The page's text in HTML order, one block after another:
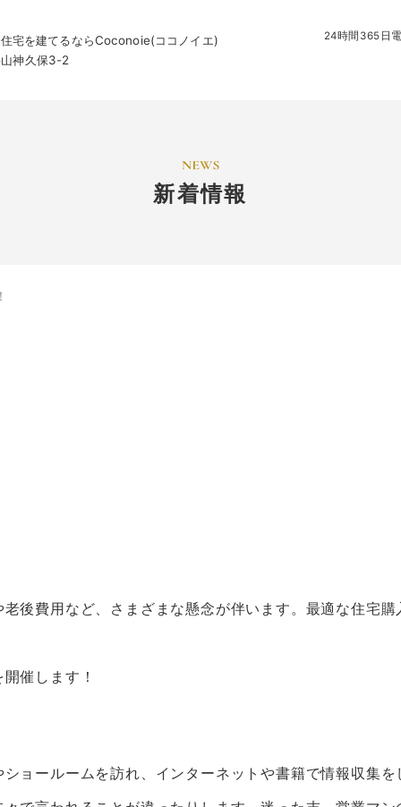
宅を建てるならCoconoie(ココノイエ)
神久保3-2
24時間365日
新着情報
後費用など、さまざまな懸念が伴います。最適な住宅
催します！
ョールームを訪れ、インターネットや書籍で情報収集